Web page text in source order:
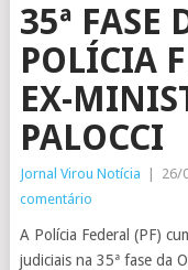
35ª FASE
POLÍCIA
EX-
PALOCCI
Jornal Virou Notícia 26/
comentário
A Polícia Federal (PF)
judiciais na 35ª fase da